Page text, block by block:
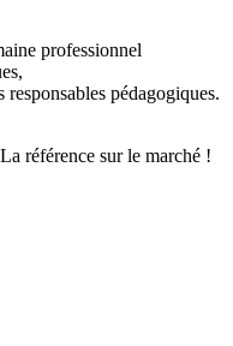
professionnel
pédagogiques.
référence sur le marché !